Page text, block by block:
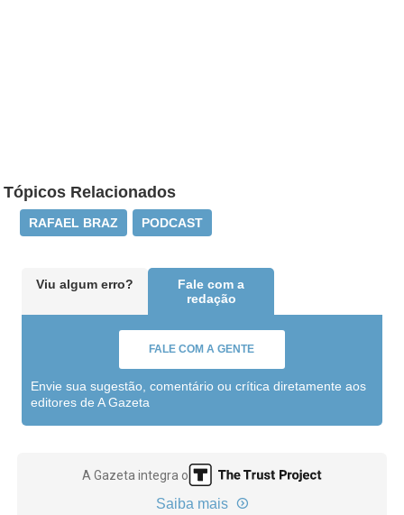
Tópicos Relacionados
RAFAEL BRAZ PODCAST
Viu algum erro?
Fale com a
redação
FALE COM A GENTE
Envie sua sugestão, comentário ou crítica diretamente aos
editores de A Gazeta
A Gazeta integra o
Saiba mais